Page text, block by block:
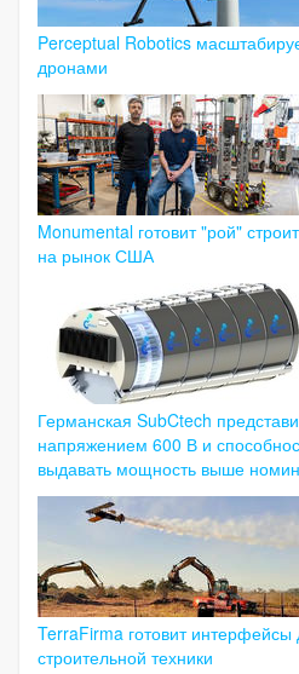
Perceptual Robotics
дронами
Monumental готовит "рой"
на рынок США
Германская SubCtech
напряжением 600 В и
выдавать мощность выше
TerraFirma готовит интерфейсы
строительной техники